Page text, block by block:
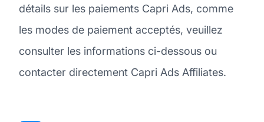
détails sur les paiements Capri Ads, comme
les modes de paiement acceptés, veuillez
consulter les informations ci-dessous ou
contacter directement Capri Ads Affiliates.